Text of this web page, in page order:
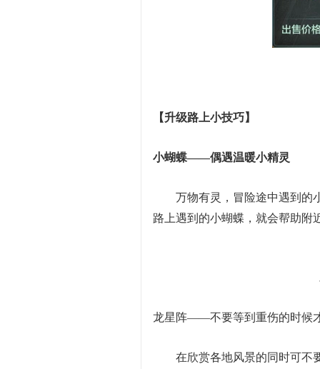
【升级路上小技巧】
小蝴蝶——偶遇温暖小精灵
万物有灵，冒险途中遇到的小
路上遇到的小蝴蝶，就会帮助附
龙星阵——不要等到重伤的时候
在欣赏各地风景的同时可不要